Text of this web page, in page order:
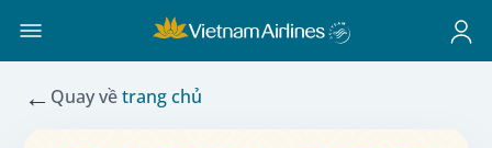
← Quay vềtrang chủ